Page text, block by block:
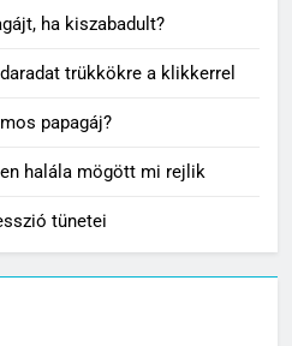
ha kiszabadult?
trükkökre a klikkerrel
papagáj?
halála mögött mi rejlik
tünetei